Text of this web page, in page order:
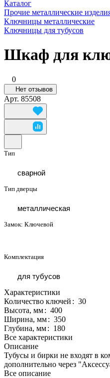
Каталог
Прочие металлические
Ключницы металлические
Ключницы для тубусов
Шкаф для
0
Нет отзывов
Арт. 85508
Тип
сварной
Тип дверцы
металлическая
Замок: Ключевой
Комплектация
для тубусов
Характеристики
Количество ключей : 30
Высота, мм: 400
Ширина, мм: 350
Глубина, мм: 180
Все характеристики
Описание
Тубусы и бирки не входят в
дополнительно через
Все описание